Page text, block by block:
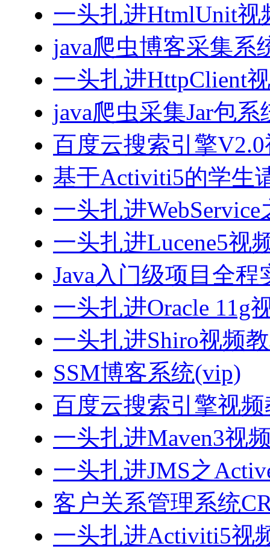
一头扎进HtmlUnit视
java爬虫博客采集系
一头扎进HttpClient
java爬虫采集Jar包
百度云搜索引擎
基于Activiti5的学生
一头扎进
一头扎进Lucene5视
Java入门级项目全程
一头扎进Oracle 11g
一头扎进Shiro视频
SSM博客系统(vip)
百度云搜索引擎视
一头扎进Maven3视
一头扎进JMS之
客户关系管理系统
一头扎进Activiti5视